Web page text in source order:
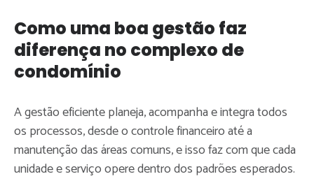
Como uma boa gestão faz
diferença no complexo de
condomínio
A gestão eficiente planeja, acompanha e integra todos
os processos, desde o controle financeiro até a
manutenção das áreas comuns, e isso faz com que cada
unidade e serviço opere dentro dos padrões esperados.